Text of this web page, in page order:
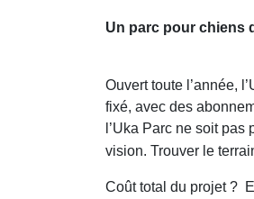
Un parc pour chiens
Ouvert toute l’année,
fixé, avec des
l’Uka Parc ne soit
vision. Trouver le
Coût total du projet ?